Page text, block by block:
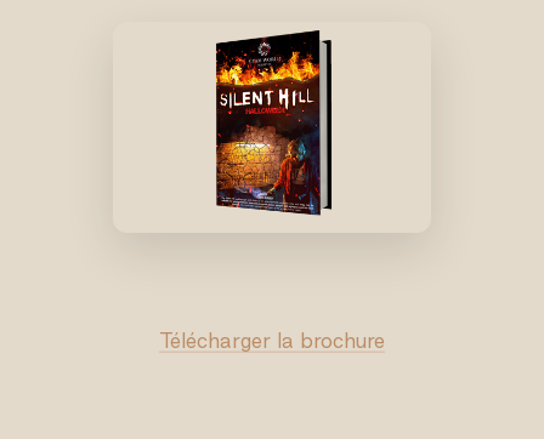
Télécharger la brochure